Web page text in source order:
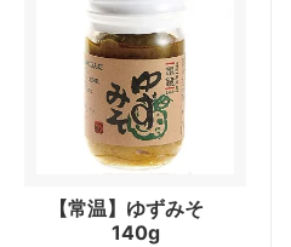
【常温】ゆずみそ
140g